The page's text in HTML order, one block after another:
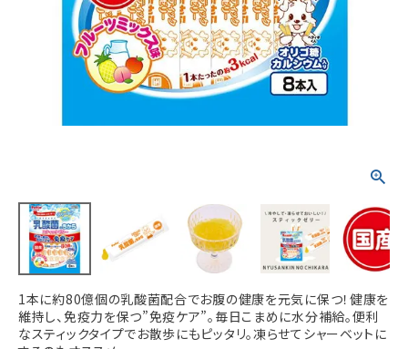
ログイン person 新規会員登録
1本に約80億個の乳酸菌配合でお腹の健康を元気に保つ！健康を
維持し、免疫力を保つ”免疫ケア”。毎日こまめに水分補給。便利
なスティックタイプでお散歩にもピッタリ。凍らせてシャーベットに